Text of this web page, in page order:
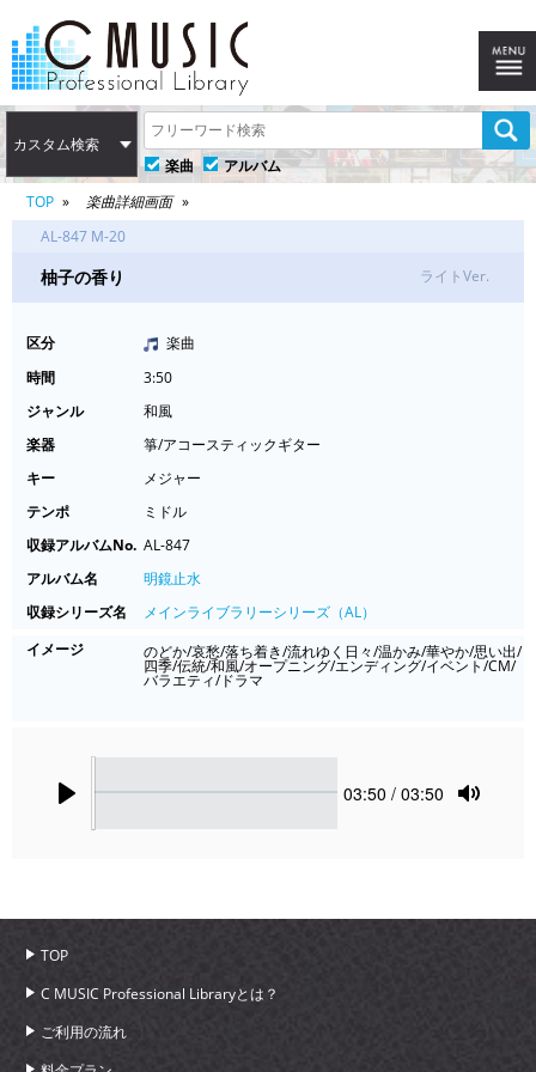
カスタム検索
楽曲
アルバム
TOP
楽曲詳細画面
AL-847 M-20
柚子の香り ライトVer.
区分
楽曲
時間
3:50
ジャンル
和風
楽器
箏/アコースティックギター
キー
メジャー
テンポ
ミドル
収録アルバムNo. AL-847
アルバム名
明鏡止水
収録シリーズ名
メインライブラリーシリーズ（AL）
イメージ
のどか/哀愁/落ち着き/流れゆく日々/温かみ/華やか/思い出/
四季/伝統/和風/オープニング/エンディング/イベント/CM/
バラエティ/ドラマ
Current
03:50 / 03:50
TOP
C MUSIC Professional Libraryとは？
ご利用の流れ